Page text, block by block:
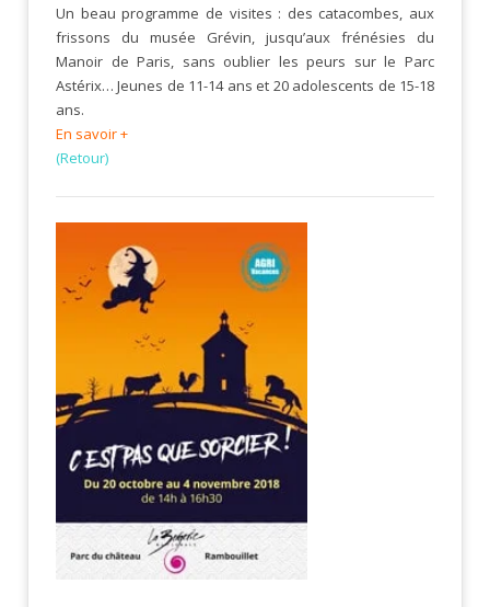
Un beau programme de visites : des catacombes, aux
frissons du musée Grévin, jusqu’aux frénésies du
Manoir de Paris, sans oublier les peurs sur le Parc
Astérix… Jeunes de 11-14 ans et 20 adolescents de 15-18
ans.
En savoir +
(Retour)